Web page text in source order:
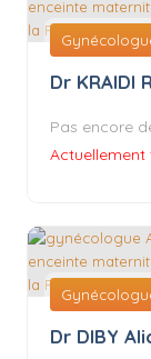
Dr KRAIDI
Pas encore
Actuellement
Dr DIBY